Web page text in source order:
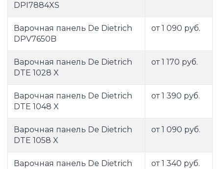
DPI7884XS
Варочная панель De Dietrich
DPV7650B
от 1 090 руб.
Варочная панель De Dietrich
DTE 1028 X
от 1 170 руб.
Варочная панель De Dietrich
DTE 1048 X
от 1 390 руб.
Варочная панель De Dietrich
DTE 1058 X
от 1 090 руб.
Варочная панель De Dietrich
от 1 340 руб.